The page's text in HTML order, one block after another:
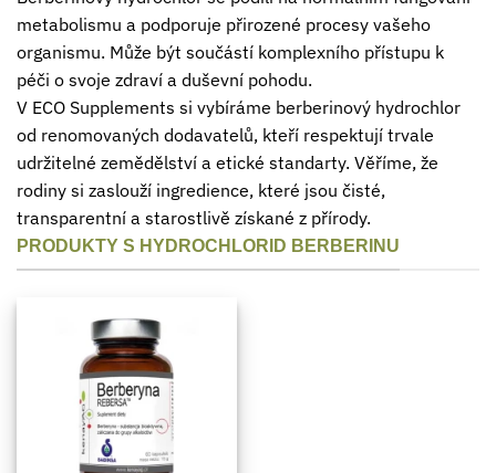
metabolismu a podporuje přirozené procesy vašeho
organismu. Může být součástí komplexního přístupu k
péči o svoje zdraví a duševní pohodu.
V ECO Supplements si vybíráme berberinový hydrochlor
od renomovaných dodavatelů, kteří respektují trvale
udržitelné zemědělství a etické standarty. Věříme, že
rodiny si zaslouží ingredience, které jsou čisté,
transparentní a starostlivě získané z přírody.
PRODUKTY S HYDROCHLORID BERBERINU